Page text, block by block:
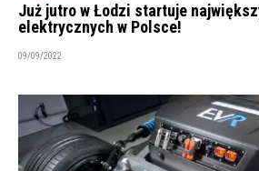
Już jutro w Łodzi startuje
elektrycznych w Polsce!
09/09/2022